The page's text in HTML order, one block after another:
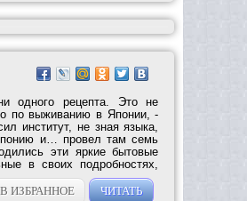
одного рецепта. Это не
по выживанию в Японии, -
институт, не зная языка,
и… провел там семь
эти яркие бытовые
в своих подробностях,
В ИЗБРАННОЕ ЧИТАТЬ